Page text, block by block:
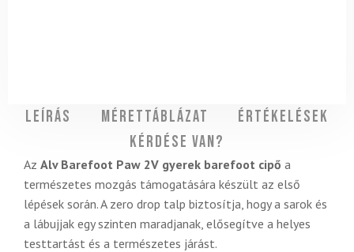
Leírás Mérettáblázat
Értékelések
Kérdése van?
Az Alv Barefoot Paw 2V gyerek barefoot cipő a
természetes mozgás támogatására készült az első
lépések során. A zero drop talp biztosítja, hogy a sarok és
a lábujjak egy szinten maradjanak, elősegítve a helyes
testtartást és a természetes járást.